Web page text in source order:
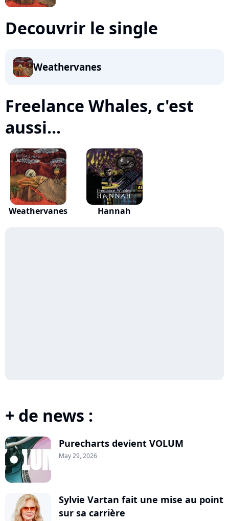
Decouvrir le single
Weathervanes
Freelance Whales, c'est
aussi...
Weathervanes Hannah
+ de news :
Purecharts devient VOLUM
May 29, 2026
Sylvie Vartan fait une mise au point
sur sa carrière